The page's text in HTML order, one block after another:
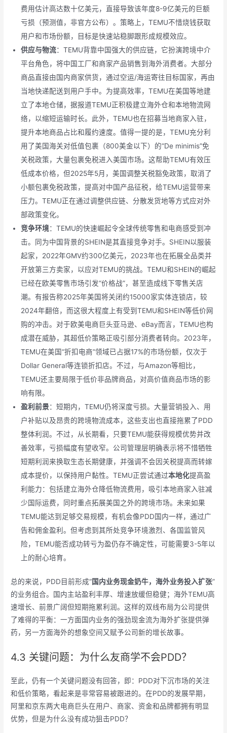
费用估计高达数十亿美元，直接导致该年度8-9亿美元的巨额
亏损（预测值，非官方公布）。策略上，TEMU不惜烧钱获取
用户和市场份额，目标是快速站稳脚跟形成规模效应。
供应与物流：TEMU背靠中国强大的供应链，它扮演跨境中介
平台角色，将中国工厂和商家产品销售到海外消费者。大部分
商品直接由国内商家供货，通过空运/海运寄往目标国家，再由
当地快递配送到用户手中。为提高效率，TEMU在美国等地建
立了本地仓储，据报道TEMU正积极建立海外仓和本地物流网
络，以缩短运输时长。此外，TEMU也在招募当地商家入驻，
提升本地商品占比和履约速度。值得一提的是，TEMU充分利
用了美国海关对低值包裹（800美金以下）的“De minimis”免
关税政策，大量包裹免税进入美国市场。这帮助TEMU有效压
低成本价格，但2025年5月，美国调整关税豁免政策，取消了
小额包裹免税政策，提高对中国产品征税，给TEMU运营带来
压力。TEMU正在通过调整供应链、分散发货地等方式应对外
部政策变化。
竞争环境：TEMU的快速崛起令全球传统零售和电商感受到冲
击。同为中国背景的SHEIN是其直接竞争对手。SHEIN以服装
起家，2022年GMV约300亿美元，2023年也在拓展全品类并
开放第三方卖家，以应对TEMU的挑战。TEMU和SHEIN的崛起
已经在欧美零售市场引发“价格战”，甚至造成线下零售关店
潮。有报告称2025年美国将关闭约15000家实体连锁店，较
2024年翻倍，而这很大程度上有受到TEMU和SHEIN等低价网
购的冲击。对于欧美电商巨头亚马逊、eBay而言，TEMU也构
成潜在威胁，其超低价策略正吸引部分消费者转向。2023年，
TEMU在美国“折扣电商”领域已占据17%的市场份额，仅次于
Dollar General等连锁折扣店。不过，与Amazon等相比，
TEMU还主要局限于低价非品牌商品，对高价值商品市场的影
响有限。
盈利前景：短期内，TEMU仍将深度亏损。大量营销投入、用
户补贴以及昂贵的跨境物流成本，这些支出也直接拖累了PDD
整体利润。不过，从长期看，只要TEMU能获得规模优势并改
善效率，亏损幅度有望收窄。公司管理层明确表示将不惜牺牲
短期利润来换取生态长期健康，并强调不会因关税提高而转嫁
成本提价，以保持用户黏性。TEMU正尝试通过本地化提高盈
利能力：包括建立海外仓降低物流费用，吸引本地商家入驻减
少国际运费，同时重点拓展美国之外的跨境市场。未来如果
TEMU能达到足够交易规模，有机会像PDD国内一样，通过广
告和佣金盈利。但考虑到其所处竞争环境激烈、各国监管风
险，TEMU能否成功转亏为盈仍存不确定性，可能需要3-5年以
上的耐心培育。
总的来说，PDD目前形成“国内业务现金奶牛，海外业务投入扩张”
的业务组合。国内主站盈利丰厚、增速放缓但稳健；海外TEMU高
速增长、前景广阔但短期拖累利润。这样的双线布局为公司提供
了难得的平衡：一方面国内业务的强劲现金流为海外扩张提供弹
药，另一方面海外的想象空间又赋予公司新的增长故事。
4.3 关键问题：为什么友商学不会PDD？
至此，仍有一个关键问题没有回答，即：PDD对下沉市场的关注
和低价策略，看起来是非常容易被跟进的。在PDD的发展早期，
阿里和京东两大电商巨头在用户、商家、资金和品牌都拥有明显
优势，但是为什么没有成功狙击PDD？